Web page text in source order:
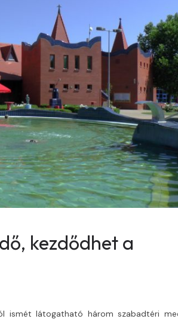
kezdődhet a
ismét látogatható három szabadtéri